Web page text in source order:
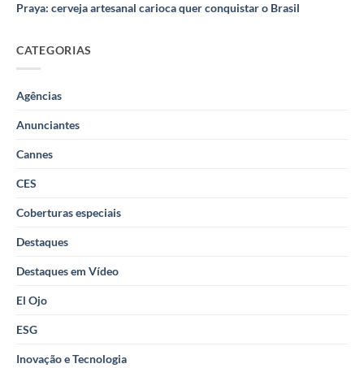
Praya: cerveja artesanal carioca quer conquistar o Brasil
CATEGORIAS
Agências
Anunciantes
Cannes
CES
Coberturas especiais
Destaques
Destaques em Vídeo
El Ojo
ESG
Inovação e Tecnologia